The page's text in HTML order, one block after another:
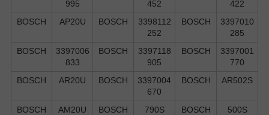
995 452
422
BOSCH
AP20U BOSCH
3398112
252
BOSCH
3397010
285
BOSCH
3397006
833
BOSCH
3397118
905
BOSCH
3397001
770
BOSCH
AR20U BOSCH
3397004
670
BOSCH AR502S
BOSCH AM20U BOSCH 790S BOSCH
500S